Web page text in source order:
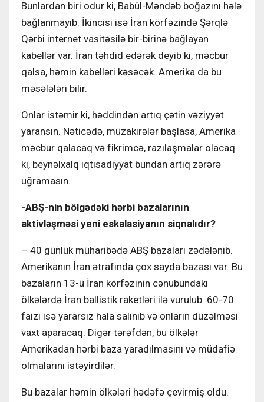
Bunlardan biri odur ki, Babül-Məndəb boğazını hələ
bağlanmayıb. İkincisi isə İran körfəzində Şərqlə
Qərbi internet vasitəsilə bir-birinə bağlayan
kabellər var. İran təhdid edərək deyib ki, məcbur
qalsa, həmin kabelləri kəsəcək. Amerika da bu
məsələləri bilir.
Onlar istəmir ki, həddindən artıq çətin vəziyyət
yaransın. Nəticədə, müzakirələr başlasa, Amerika
məcbur qalacaq və fikrimcə, razılaşmalar olacaq
ki, beynəlxalq iqtisadiyyat bundan artıq zərərə
uğramasın.
-ABŞ-nin bölgədəki hərbi bazalarının
aktivləşməsi yeni eskalasiyanın siqnalıdır?
– 40 günlük müharibədə ABŞ bazaları zədələnib.
Amerikanın İran ətrafında çox sayda bazası var. Bu
bazaların 13-ü İran körfəzinin cənubundakı
ölkələrdə İran ballistik raketləri ilə vurulub. 60-70
faizi isə yararsız hala salınıb və onların düzəlməsi
vaxt aparacaq. Digər tərəfdən, bu ölkələr
Amerikadan hərbi baza yaradılmasını və müdafiə
olmalarını istəyirdilər.
Bu bazalar həmin ölkələri hədəfə çevirmiş oldu.